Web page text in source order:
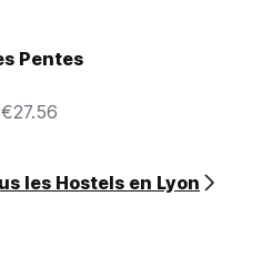
Pentes
les Hostels en Lyon